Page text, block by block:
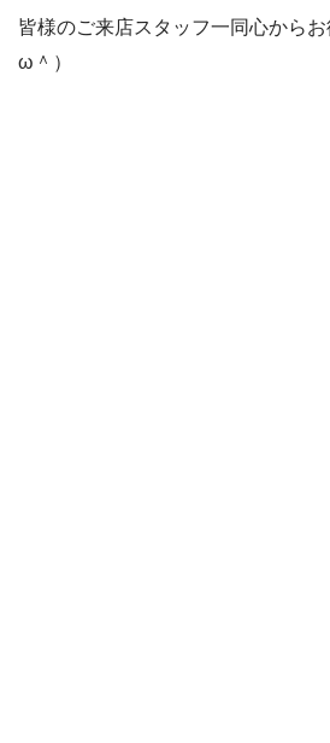
皆様のご来店スタッフ一同心から
ω＾）